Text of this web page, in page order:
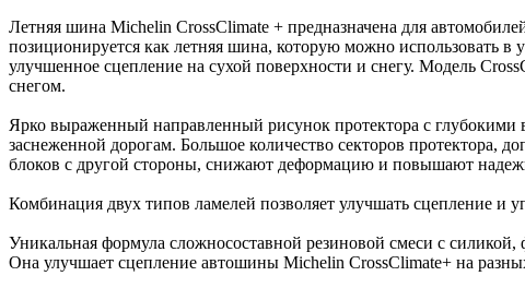
Летняя шина Michelin CrossClimate + предназначена для
позиционируется как летняя шина, которую можно использовать
улучшенное сцепление на сухой поверхности и снегу. Модель
снегом.
Ярко выраженный направленный рисунок протектора с
заснеженной дорогам. Большое количество секторов протектора,
блоков с другой стороны, снижают деформацию и повышают
Комбинация двух типов ламелей позволяет улучшать сцепление и
Уникальная формула сложносоставной резиновой смеси с
Она улучшает сцепление автошины Michelin CrossClimate+ на